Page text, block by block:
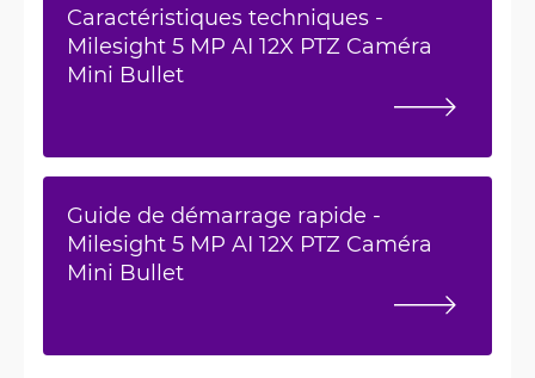
Caractéristiques techniques -
Milesight 5 MP AI 12X PTZ Caméra
Mini Bullet
Guide de démarrage rapide -
Milesight 5 MP AI 12X PTZ Caméra
Mini Bullet